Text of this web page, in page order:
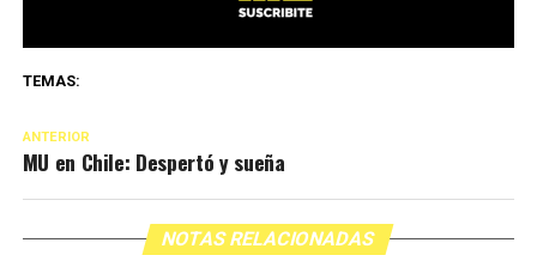
TEMAS:
ANTERIOR
MU en Chile: Despertó y sueña
NOTAS RELACIONADAS